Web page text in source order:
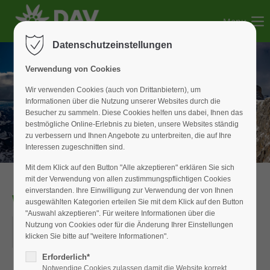
Der Eintrag "offcanvas-col2" existiert leider nicht.
Der Eintrag "offcanvas-col3" existiert leider nicht.
Der Eintrag "offcanvas-col4" existiert leider nicht.
Menu
WAN_Senioren
07.05.2026
ORT: WIESENSTRASSE IN WEISSENBURG
Datenschutzeinstellungen
Verwendung von Cookies
Wir verwenden Cookies (auch von Drittanbietern), um
Informationen über die Nutzung unserer Websites durch die
Besucher zu sammeln. Diese Cookies helfen uns dabei, Ihnen das
bestmögliche Online-Erlebnis zu bieten, unsere Websites ständig
zu verbessern und Ihnen Angebote zu unterbreiten, die auf Ihre
Interessen zugeschnitten sind.
Mit dem Klick auf den Button "Alle akzeptieren" erklären Sie sich
mit der Verwendung von allen zustimmungspflichtigen Cookies
einverstanden. Ihre Einwilligung zur Verwendung der von Ihnen
ausgewählten Kategorien erteilen Sie mit dem Klick auf den Button
"Auswahl akzeptieren". Für weitere Informationen über die
Nutzung von Cookies oder für die Änderung Ihrer Einstellungen
klicken Sie bitte auf "weitere Informationen".
Erforderlich*
Notwendige Cookies zulassen damit die Website korrekt